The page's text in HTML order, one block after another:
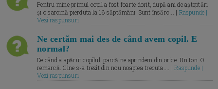
Pentru mine primul copil a fost foarte dorit, după ani de așteptări
și o sarcină pierduta la 16 săptămâni. Sunt însărc... | Raspunde |
Vezi raspunsuri
Ne certăm mai des de când avem copil. E
normal?
De când a apărut copilul, parcă ne aprindem din orice. Un ton. O
remarcă. Cine s-a trezit din nou noaptea trecuta.... |Raspunde |
Vezi raspunsuri